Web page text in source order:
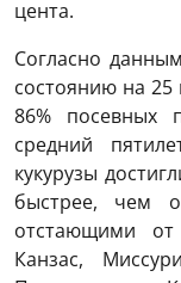
цента.
Согласно
состоянию на
86% посевных
средний
кукурузы
быстрее, чем
отстающими от
Канзас,